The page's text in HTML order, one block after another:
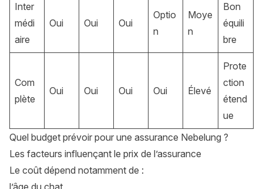
Inter
médi
aire
Oui Oui Oui
Optio
n
Moye
n
Bon
équili
bre
Com
plète
Oui Oui Oui Oui Élevé
Prote
ction
étend
ue
Quel budget prévoir pour une assurance Nebelung ?
Les facteurs influençant le prix de l’assurance
Le coût dépend notamment de :
l’âge du chat